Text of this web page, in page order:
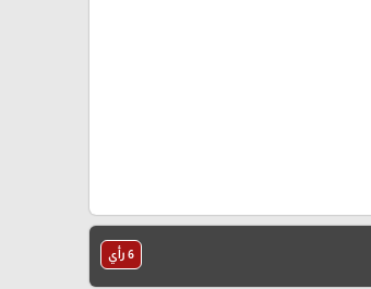
6 رأي